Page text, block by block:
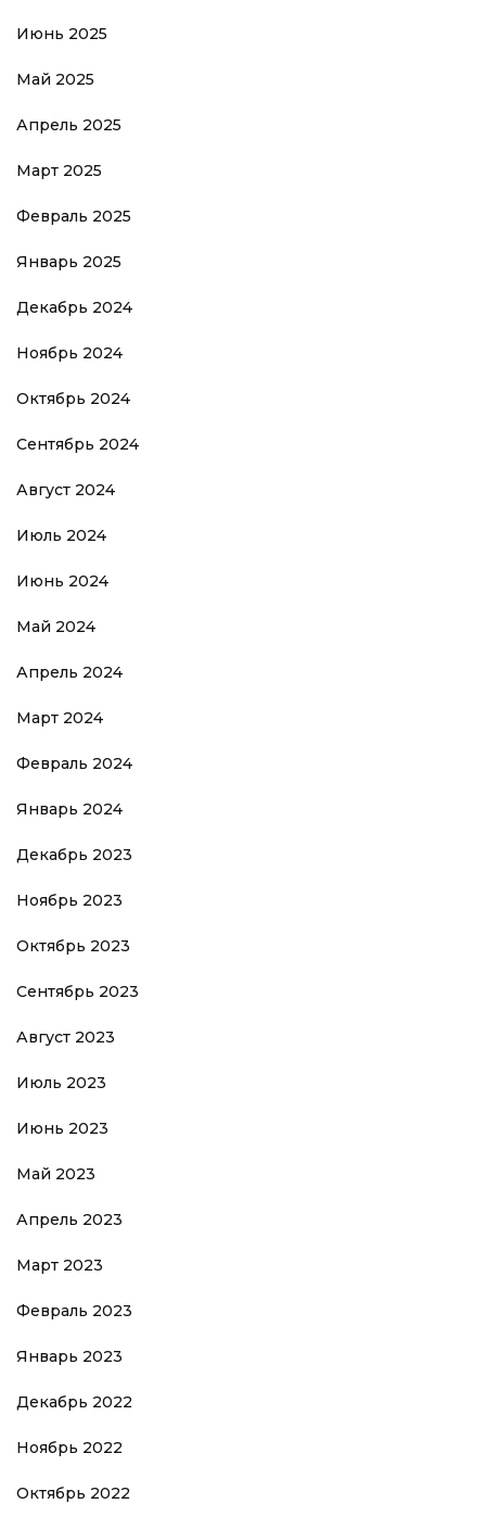
Июнь 2025
Май 2025
Апрель 2025
Март 2025
Февраль 2025
Январь 2025
Декабрь 2024
Ноябрь 2024
Октябрь 2024
Сентябрь 2024
Август 2024
Июль 2024
Июнь 2024
Май 2024
Апрель 2024
Март 2024
Февраль 2024
Январь 2024
Декабрь 2023
Ноябрь 2023
Октябрь 2023
Сентябрь 2023
Август 2023
Июль 2023
Июнь 2023
Май 2023
Апрель 2023
Март 2023
Февраль 2023
Январь 2023
Декабрь 2022
Ноябрь 2022
Октябрь 2022